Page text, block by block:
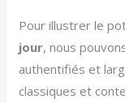
Pour illustrer le
jour, nous
authentifiés et
classiques et